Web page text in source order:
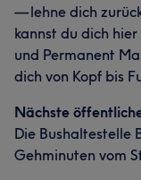
— lehne dich
kannst du dich
und Permanent
dich von Kopf bis
Nächste
Die Bushaltestelle
Gehminuten vom